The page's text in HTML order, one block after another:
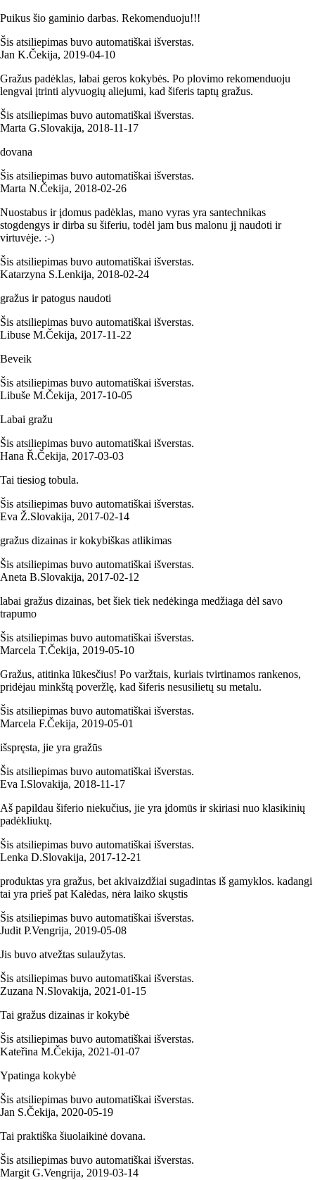
Puikus šio gaminio darbas. Rekomenduoju!!!
Šis atsiliepimas buvo automatiškai išverstas.
Jan K.Čekija, 2019‑04‑10
Gražus padėklas, labai geros kokybės. Po plovimo rekomenduoju
lengvai įtrinti alyvuogių aliejumi, kad šiferis taptų gražus.
Šis atsiliepimas buvo automatiškai išverstas.
Marta G.Slovakija, 2018‑11‑17
dovana
Šis atsiliepimas buvo automatiškai išverstas.
Marta N.Čekija, 2018‑02‑26
Nuostabus ir įdomus padėklas, mano vyras yra santechnikas
stogdengys ir dirba su šiferiu, todėl jam bus malonu jį naudoti ir
virtuvėje. :-)
Šis atsiliepimas buvo automatiškai išverstas.
Katarzyna S.Lenkija, 2018‑02‑24
gražus ir patogus naudoti
Šis atsiliepimas buvo automatiškai išverstas.
Libuse M.Čekija, 2017‑11‑22
Beveik
Šis atsiliepimas buvo automatiškai išverstas.
Libuše M.Čekija, 2017‑10‑05
Labai gražu
Šis atsiliepimas buvo automatiškai išverstas.
Hana Ř.Čekija, 2017‑03‑03
Tai tiesiog tobula.
Šis atsiliepimas buvo automatiškai išverstas.
Eva Ž.Slovakija, 2017‑02‑14
gražus dizainas ir kokybiškas atlikimas
Šis atsiliepimas buvo automatiškai išverstas.
Aneta B.Slovakija, 2017‑02‑12
labai gražus dizainas, bet šiek tiek nedėkinga medžiaga dėl savo
trapumo
Šis atsiliepimas buvo automatiškai išverstas.
Marcela T.Čekija, 2019‑05‑10
Gražus, atitinka lūkesčius! Po varžtais, kuriais tvirtinamos rankenos,
pridėjau minkštą poveržlę, kad šiferis nesusilietų su metalu.
Šis atsiliepimas buvo automatiškai išverstas.
Marcela F.Čekija, 2019‑05‑01
išspręsta, jie yra gražūs
Šis atsiliepimas buvo automatiškai išverstas.
Eva I.Slovakija, 2018‑11‑17
Aš papildau šiferio niekučius, jie yra įdomūs ir skiriasi nuo klasikinių
padėkliukų.
Šis atsiliepimas buvo automatiškai išverstas.
Lenka D.Slovakija, 2017‑12‑21
produktas yra gražus, bet akivaizdžiai sugadintas iš gamyklos. kadangi
tai yra prieš pat Kalėdas, nėra laiko skųstis
Šis atsiliepimas buvo automatiškai išverstas.
Judit P.Vengrija, 2019‑05‑08
Jis buvo atvežtas sulaužytas.
Šis atsiliepimas buvo automatiškai išverstas.
Zuzana N.Slovakija, 2021‑01‑15
Tai gražus dizainas ir kokybė
Šis atsiliepimas buvo automatiškai išverstas.
Kateřina M.Čekija, 2021‑01‑07
Ypatinga kokybė
Šis atsiliepimas buvo automatiškai išverstas.
Jan S.Čekija, 2020‑05‑19
Tai praktiška šiuolaikinė dovana.
Šis atsiliepimas buvo automatiškai išverstas.
Margit G.Vengrija, 2019‑03‑14